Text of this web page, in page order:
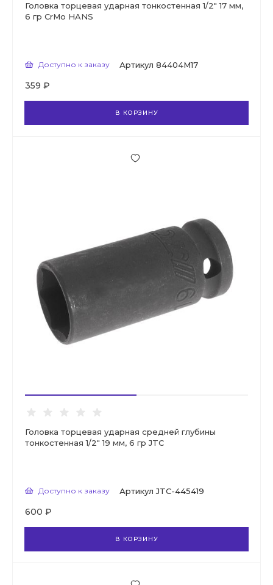
Головка торцевая ударная тонкостенная 1/2" 17 мм,
6 гр CrMo HANS
Доступно к заказу Артикул 84404M17
359 ₽
В КОРЗИНУ
Головка торцевая ударная средней глубины
тонкостенная 1/2" 19 мм, 6 гр JTC
Доступно к заказу Артикул JTC-445419
600 ₽
В КОРЗИНУ